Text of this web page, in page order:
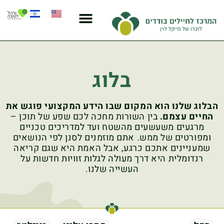
בלוג
הבלוג שלנו הוא המקום שבו הידע המקצועי פוגש את
החיים עצמם. בין השורות מחכה לכם שפע של תוכן –
מרגעים משעשעים מהשטח ועד למדריכים טכניים
ומפורטים של ממש. אתם מוזמנים לסנן לפי הנושאים
שמעניינים אתכם כרגע, אבל האמת היא שגם קריאה
רנדומלית היא דרך מעולה לגלות זוויות חדשות על
העשייה שלנו.